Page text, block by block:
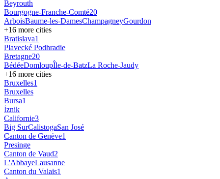
Beyrouth
Bourgogne-Franche-Comté20
ArboisBaume-les-DamesChampagneyGourdon
+16 more cities
Bratislava1
Plavecké Podhradie
Bretagne20
BédéeDomloupÎle-de-BatzLa Roche-Jaudy
+16 more cities
Bruxelles1
Bruxelles
Bursa1
İznik
Californie3
Big SurCalistogaSan José
Canton de Genève1
Presinge
Canton de Vaud2
L'AbbayeLausanne
Canton du Valais1